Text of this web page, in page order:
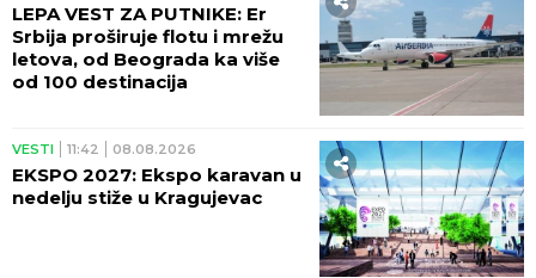
LEPA VEST ZA PUTNIKE: Er
Srbija proširuje flotu i mrežu
letova, od Beograda ka više
od 100 destinacija
VESTI 11:42 08.08.2026
EKSPO 2027: Ekspo karavan u
nedelju stiže u Kragujevac